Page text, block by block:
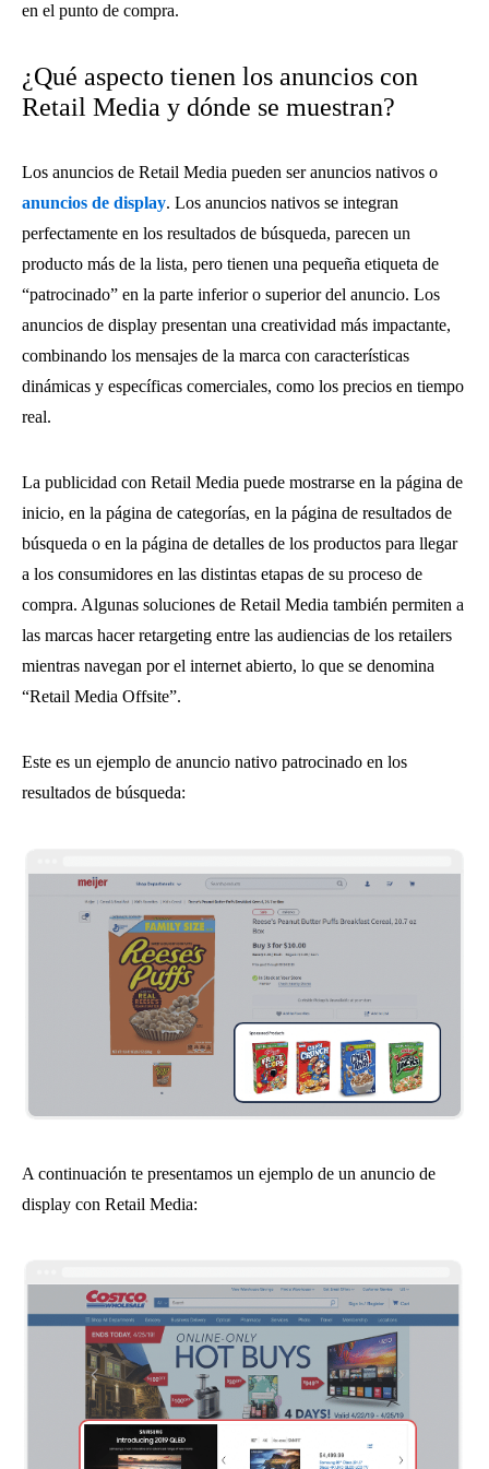
en el punto de compra.
¿Qué aspecto tienen los anuncios con
Retail Media y dónde se muestran?
Los anuncios de Retail Media pueden ser anuncios nativos o
anuncios de display. Los anuncios nativos se integran
perfectamente en los resultados de búsqueda, parecen un
producto más de la lista, pero tienen una pequeña etiqueta de
“patrocinado” en la parte inferior o superior del anuncio. Los
anuncios de display presentan una creatividad más impactante,
combinando los mensajes de la marca con características
dinámicas y específicas comerciales, como los precios en tiempo
real.
La publicidad con Retail Media puede mostrarse en la página de
inicio, en la página de categorías, en la página de resultados de
búsqueda o en la página de detalles de los productos para llegar
a los consumidores en las distintas etapas de su proceso de
compra. Algunas soluciones de Retail Media también permiten a
las marcas hacer retargeting entre las audiencias de los retailers
mientras navegan por el internet abierto, lo que se denomina
“Retail Media Offsite”.
Este es un ejemplo de anuncio nativo patrocinado en los
resultados de búsqueda:
A continuación te presentamos un ejemplo de un anuncio de
display con Retail Media: